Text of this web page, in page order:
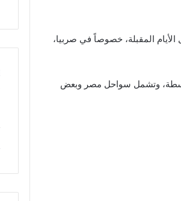
المقبلة، خصوصاً في صربيا،
وتشمل سواحل مصر وبعض